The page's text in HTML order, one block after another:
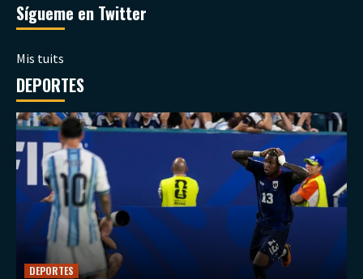
Sígueme en Twitter
Mis tuits
DEPORTES
DEPORTES